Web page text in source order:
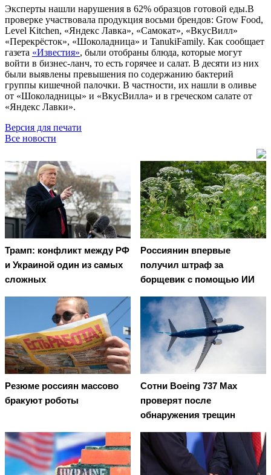
Эксперты нашли нарушения в 62% образцов готовой еды.В
проверке участвовала продукция восьми брендов: Grow Food,
Level Kitchen, «Яндекс Лавка», «Самокат», «ВкусВилл»
«Перекрёсток», «Шоколадница» и TanukiFamily. Как сообщает
газета «Известия», были отобраны блюда, которые могут
войти в бизнес-ланч, то есть горячее и салат. В десяти из них
были выявлены превышения по содержанию бактерий
группы кишечной палочки. В частности, их нашли в оливье
от «Шоколадницы» и «ВкусВилла» и в греческом салате от
«Яндекс Лавки».
Версия для печати
Все новости
Трамп: конфликт между РФ
и Украиной один из самых
сложных
Россиянин впервые
получил штраф за
борщевик с помощью ИИ
Резюме россиян массово
бракуют роботы
Сотни Boeing 737 Max
проверят после
обнаружения трещин